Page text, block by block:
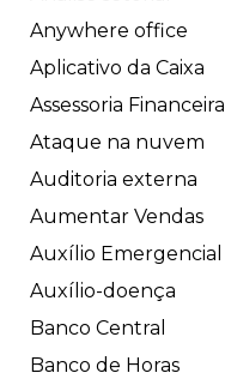
Anywhere office
Aplicativo da Caixa
Assessoria Financeira
Ataque na nuvem
Auditoria externa
Aumentar Vendas
Auxílio Emergencial
Auxílio-doença
Banco Central
Banco de Horas